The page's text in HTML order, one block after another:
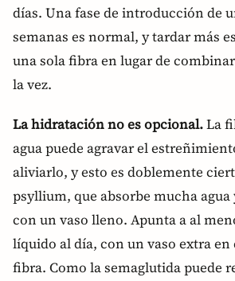
días. Una fase de introducción de
semanas es normal, y tardar más
una sola fibra en lugar de
la vez.
La hidratación no es opcional.La
agua puede agravar el
aliviarlo, y esto es doblemente
psyllium, que absorbe mucha agua
con un vaso lleno. Apunta a al
líquido al día, con un vaso extra en
fibra. Como la semaglutida puede